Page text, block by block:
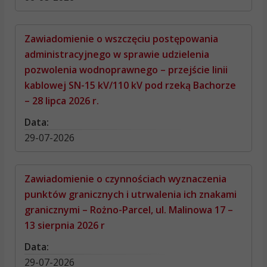
Zawiadomienie o wszczęciu postępowania
administracyjnego w sprawie udzielenia
pozwolenia wodnoprawnego – przejście linii
kablowej SN-15 kV/110 kV pod rzeką Bachorze
– 28 lipca 2026 r.
Data:
29-07-2026
Zawiadomienie o czynnościach wyznaczenia
punktów granicznych i utrwalenia ich znakami
granicznymi – Rożno-Parcel, ul. Malinowa 17 –
13 sierpnia 2026 r
Data:
29-07-2026